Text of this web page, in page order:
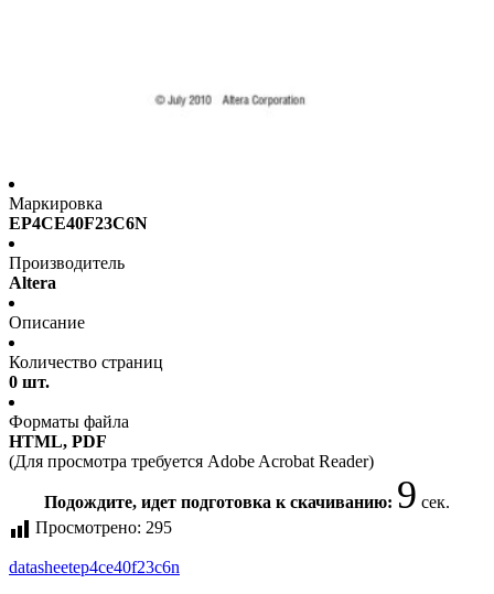
Маркировка
EP4CE40F23C6N
Производитель
Altera
Описание
Количество страниц
0 шт.
Форматы файла
HTML, PDF
(Для просмотра требуется Adobe Acrobat Reader)
Подождите, идет подготовка к скачиванию: 8 сек.
Просмотрено: 295
datasheetep4ce40f23c6n